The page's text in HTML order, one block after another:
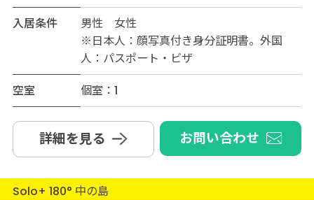
入居条件
男性 女性
※日本人：顔写真付き身分証明書。外国
人：パスポート・ビザ
空室
個室：1
詳細を見る お問い合わせ
Solo+ 180° 中の島